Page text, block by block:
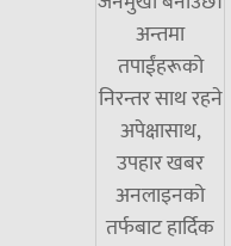
अन्तमा
तपाईंहरूको
निरन्तर साथ रहने
अपेक्षासाथ,
उपहार खबर
अनलाइनको
तर्फबाट हार्दिक